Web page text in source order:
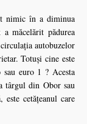
nimic în a diminua
măcelărit pădurea
autobuzelor
Totuşi cine este
sau euro 1 ? Acesta
târgul din Obor sau
este cetăţeanul care